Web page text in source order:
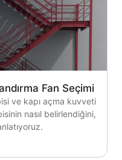
Fan Seçimi
ve kapı açma kuvveti
nasıl belirlendiğini,